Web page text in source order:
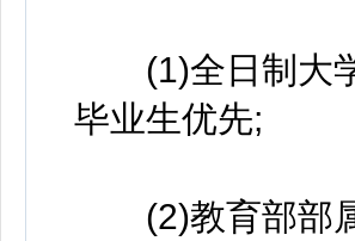
(1)全日制大学
毕业生优先;
(2)教育部部属